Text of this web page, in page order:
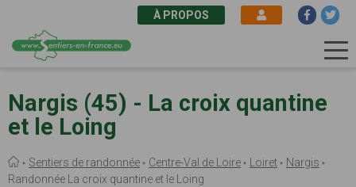
au
contenu
principal
À PROPOS
Nargis (45) - La croix quantine
et le Loing
Fil
d'Ariane
Sentiers de randonnée Centre-Val de Loire Loiret
Nargis
Randonnée La croix quantine et le Loing